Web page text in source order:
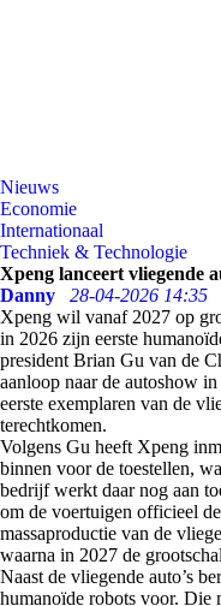
Nieuws
Economie
Internationaal
Techniek & Technologie
Xpeng lanceert vliegende
Danny
28-04-2026 14:35
Xpeng wil vanaf 2027 op
in 2026 zijn eerste
president Brian Gu van de
aanloop naar de autoshow
eerste exemplaren van de
terechtkomen.
Volgens Gu heeft Xpeng
binnen voor de toestellen,
bedrijf werkt daar nog aan
om de voertuigen officieel
massaproductie van de
waarna in 2027 de
Naast de vliegende auto’s
humanoïde robots voor. Die